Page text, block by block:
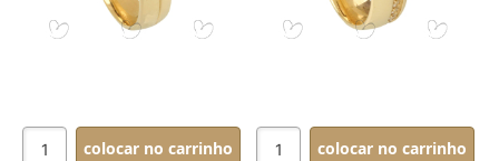
colocar no carrinho colocar no carrinho